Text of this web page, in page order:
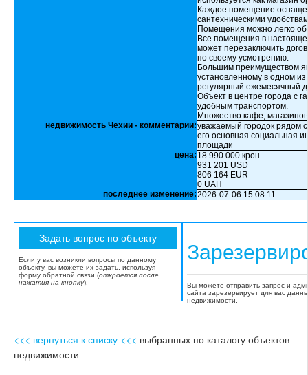
Каждое помещение
сантехническими
Помещения можно легко
Все помещения в
может перезаключить
по своему усмотрению.
Большим преимуществом
установленному в одном
регулярный ежемесячный
Объект в центре города с
удобным транспортом.
Множество кафе,
недвижимость Чехии - комментарии:уважаемый городок рядом
его основная социальная
площади
цена: 18 990 000 крон
931 201 USD
806 164 EUR
0 UAH
последнее изменение:2026-07-06 15:08:11
Если у вас возникли вопросы по данному
объекту, вы можете их задать, используя
форму обратной связи (откроется после
нажатия на кнопку).
Вы можете отправить запрос и
сайта зарезервирует для вас
недвижимости.
<<< вернуться к списку <<< выбранных по каталогу объектов
недвижимости